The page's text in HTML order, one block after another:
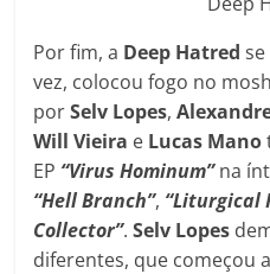
Por fim, a Deep Hatred
vez, colocou fogo no
porSelv Lopes,
Will Vieira e Lucas Mano
EP “Virus Hominum”na
“Hell Branch”, “Liturgical
Collector”.Selv Lopes
diferentes, que começou